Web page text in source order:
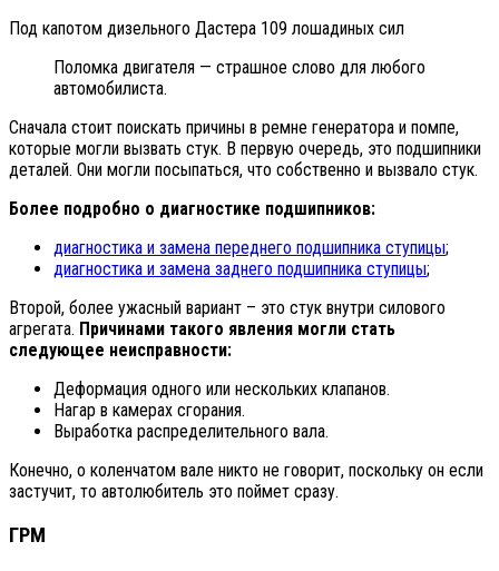
Под капотом дизельного Дастера 109 лошадиных сил
Поломка двигателя — страшное слово для любого
автомобилиста.
Сначала стоит поискать причины в ремне генератора и помпе,
которые могли вызвать стук. В первую очередь, это подшипники
деталей. Они могли посыпаться, что собственно и вызвало стук.
Более подробно о диагностике подшипников:
диагностика и замена переднего подшипника ступицы;
диагностика и замена заднего подшипника ступицы;
Второй, более ужасный вариант – это стук внутри силового
агрегата. Причинами такого явления могли стать
следующее неисправности:
Деформация одного или нескольких клапанов.
Нагар в камерах сгорания.
Выработка распределительного вала.
Конечно, о коленчатом вале никто не говорит, поскольку он если
застучит, то автолюбитель это поймет сразу.
ГРМ